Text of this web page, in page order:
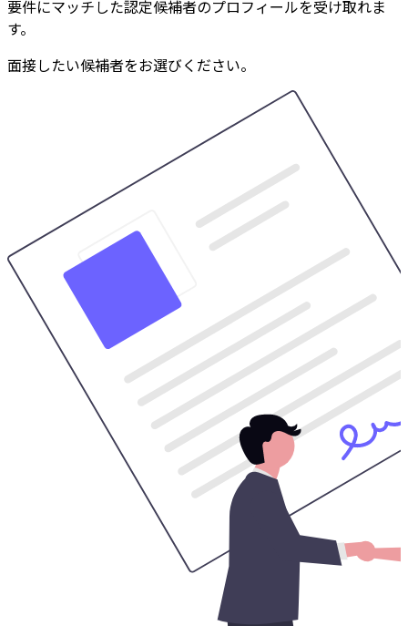
要件にマッチした認定候補者のプロフィールを受け取れま
す。
面接したい候補者をお選びください。